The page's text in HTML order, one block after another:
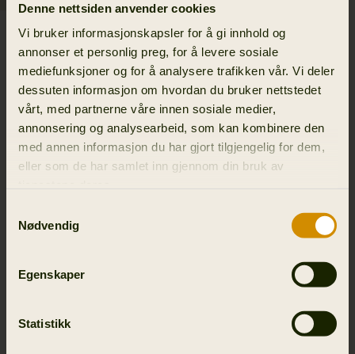
Denne nettsiden anvender cookies
Vi bruker informasjonskapsler for å gi innhold og
annonser et personlig preg, for å levere sosiale
mediefunksjoner og for å analysere trafikken vår. Vi deler
dessuten informasjon om hvordan du bruker nettstedet
vårt, med partnerne våre innen sosiale medier,
annonsering og analysearbeid, som kan kombinere den
med annen informasjon du har gjort tilgjengelig for dem,
eller som de har samlet inn gjennom din bruk av
Nødvendig
Egenskaper
Statistikk
Retrieve Light bukser
Women
189.95 EUR
1
JAKTBUKSER TIL DAME
UTVIKLET FOR KREVENDE
DAGER I TERRENGET
Underlaget skifter, lyset endrer seg, og konsentrasjonen
skjerpes for hvert steg. Med de rette jaktbuksene til dame